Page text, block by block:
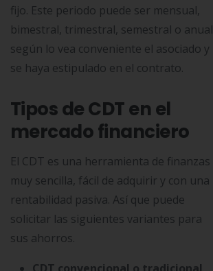
fijo. Este periodo puede ser mensual,
bimestral, trimestral, semestral o anual
según lo vea conveniente el asociado y
se haya estipulado en el contrato.
Tipos de CDT en el
mercado financiero
El CDT es una herramienta de finanzas
muy sencilla, fácil de adquirir y con una
rentabilidad pasiva. Así que puede
solicitar las siguientes variantes para
sus ahorros.